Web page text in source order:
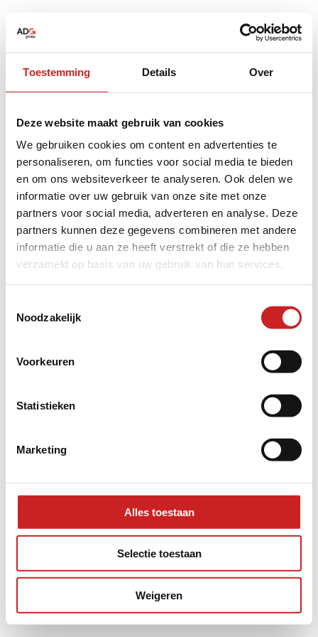
Toestemming Details Over
Deze website maakt gebruik van cookies
We gebruiken cookies om content en advertenties te
personaliseren, om functies voor social media te bieden
en om ons websiteverkeer te analyseren. Ook delen we
informatie over uw gebruik van onze site met onze
partners voor social media, adverteren en analyse. Deze
partners kunnen deze gegevens combineren met andere
informatie die u aan ze heeft verstrekt of die ze hebben
verzameld op basis van uw gebruik van hun services.
Noodzakelijk
Voorkeuren
Statistieken
Marketing
Alles toestaan
Selectie toestaan
Weigeren
loadingwww.adggroep.nl
for more